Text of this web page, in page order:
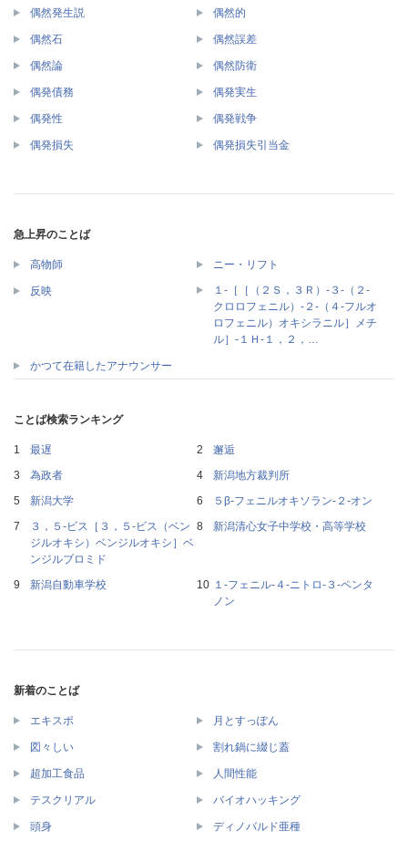
偶然発生説 偶然的
偶然石 偶然誤差
偶然論 偶然防衛
偶発債務 偶発実生
偶発性 偶発戦争
偶発損失 偶発損失引当金
急上昇のことば
高物師 ニー・リフト
反映
１‐［［（２Ｓ，３Ｒ）‐３‐（２‐
クロロフェニル）‐２‐（４‐フルオ
ロフェニル）オキシラニル］メチ
ル］‐１Ｈ‐１，２，…
かつて在籍したアナウンサー
ことば検索ランキング
最遅
邂逅
為政者
新潟地方裁判所
新潟大学
５β‐フェニルオキソラン‐２‐オン
３，５‐ビス［３，５‐ビス（ベン
ジルオキシ）ベンジルオキシ］ベ
ンジルブロミド
新潟清心女子中学校・高等学校
新潟自動車学校
１‐フェニル‐４‐ニトロ‐３‐ペンタ
ノン
新着のことば
エキスポ 月とすっぽん
図々しい 割れ鍋に綴じ蓋
超加工食品 人間性能
テスクリアル バイオハッキング
頭身 ディノバルド亜種